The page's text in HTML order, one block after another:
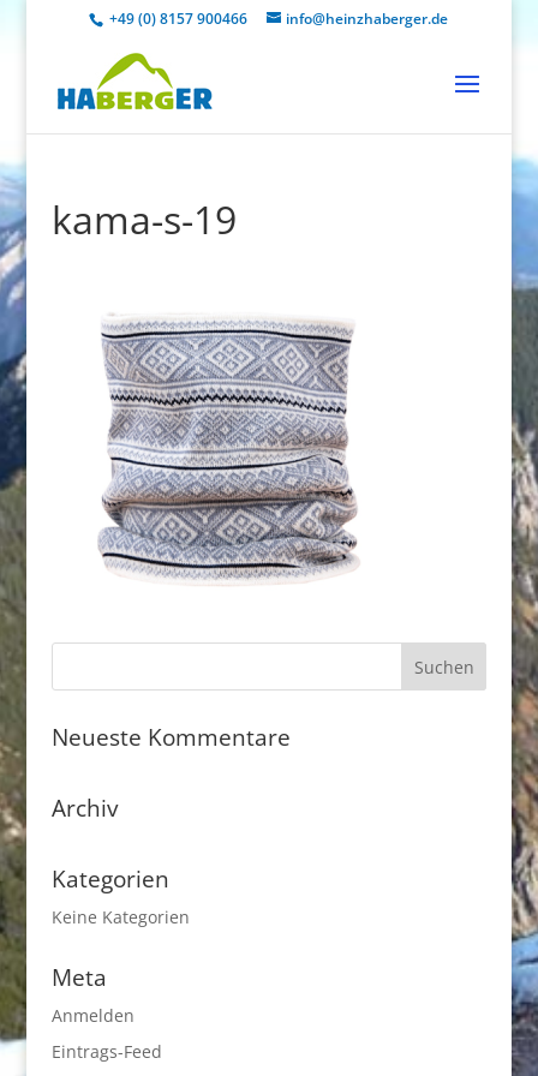
+49 (0) 8157 900466 info@heinzhaberger.de
kama-s-19
Neueste Kommentare
Archiv
Kategorien
Keine Kategorien
Meta
Anmelden
Eintrags-Feed